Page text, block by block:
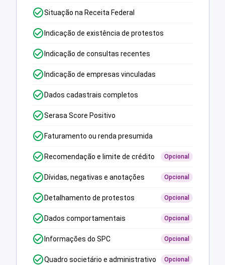
Situação na Receita Federal
Indicação de existência de protestos
Indicação de consultas recentes
Indicação de empresas vinculadas
Dados cadastrais completos
Serasa Score Positivo
Faturamento ou renda presumida
Recomendação e limite de crédito Opcional
Dívidas, negativas e anotações Opcional
Detalhamento de protestos Opcional
Dados comportamentais Opcional
Informações do SPC Opcional
Quadro societário e administrativo Opcional